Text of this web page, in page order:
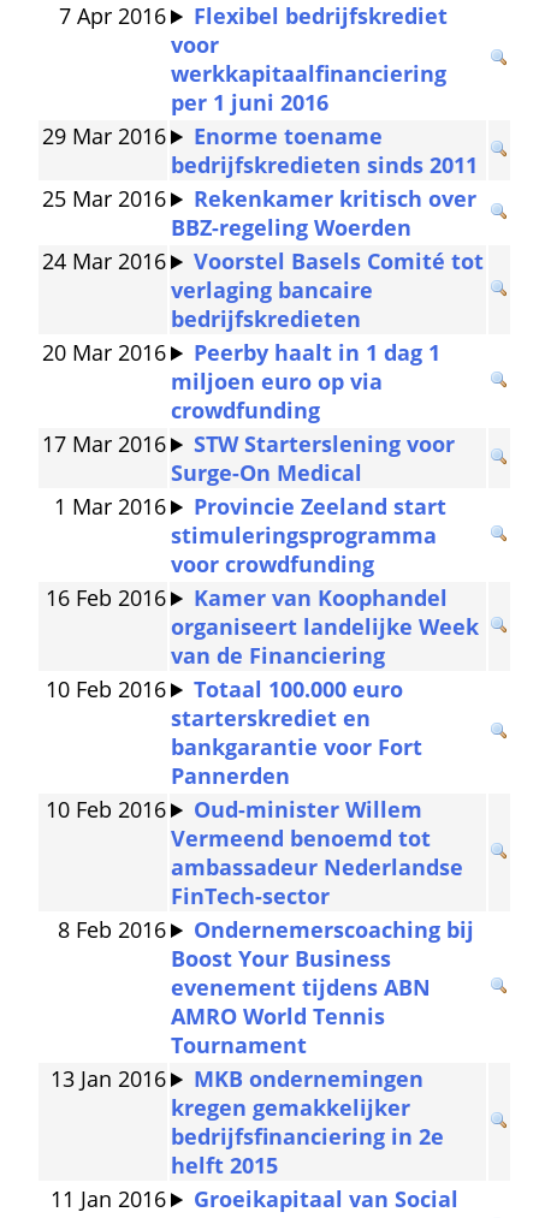
7 Apr 2016
Flexibel bedrijfskrediet
voor
werkkapitaalfinanciering
per 1 juni 2016
29 Mar 2016
Enorme toename
bedrijfskredieten sinds 2011
25 Mar 2016
Rekenkamer kritisch over
BBZ-regeling Woerden
24 Mar 2016
Voorstel Basels Comité tot
verlaging bancaire
bedrijfskredieten
20 Mar 2016
Peerby haalt in 1 dag 1
miljoen euro op via
crowdfunding
17 Mar 2016
STW Starterslening voor
Surge-On Medical
1 Mar 2016
Provincie Zeeland start
stimuleringsprogramma
voor crowdfunding
16 Feb 2016
Kamer van Koophandel
organiseert landelijke Week
van de Financiering
10 Feb 2016
Totaal 100.000 euro
starterskrediet en
bankgarantie voor Fort
Pannerden
10 Feb 2016
Oud-minister Willem
Vermeend benoemd tot
ambassadeur Nederlandse
FinTech-sector
8 Feb 2016
Ondernemerscoaching bij
Boost Your Business
evenement tijdens ABN
AMRO World Tennis
Tournament
13 Jan 2016
MKB ondernemingen
kregen gemakkelijker
bedrijfsfinanciering in 2e
helft 2015
11 Jan 2016
Groeikapitaal van Social